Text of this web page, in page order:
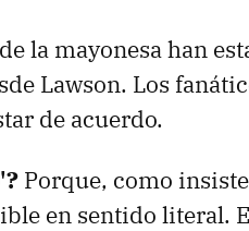
la mayonesa han
Lawson. Los
de acuerdo.
Porque, como
en sentido literal.